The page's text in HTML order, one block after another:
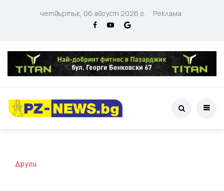
четвъртък, 06 август 2026 г. Реклама
Други